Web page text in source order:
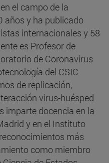
el campo de la
años y ha publicado
internacionales y 58
es Profesor de
de Coronavirus
del CSIC
de replicación,
virus-huésped
imparte docencia en la
y en el Instituto
más
como miembro